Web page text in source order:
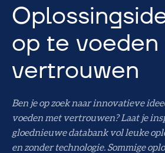
op te
vertrouwen
Ben je op zoek naar innovatieve
voeden met vertrouwen? Laat je
gloednieuwe databank vol leuke
en zonder technologie. Sommige